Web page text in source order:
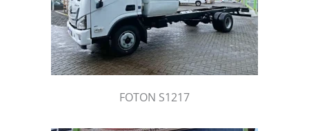
FOTON S1217